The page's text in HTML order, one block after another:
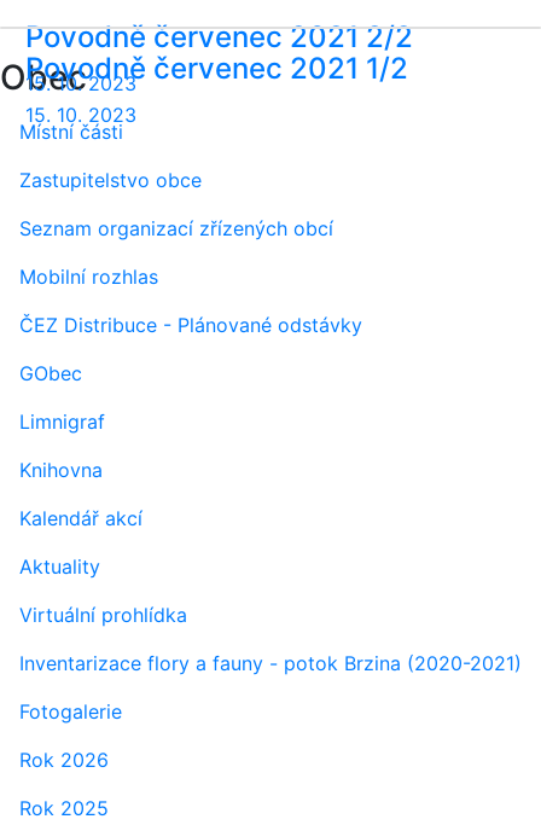
Povodně červenec 2021 2/2
15. 10. 2023
Povodně červenec 2021 1/2
15. 10. 2023
Obec
Místní části
Zastupitelstvo obce
Seznam organizací zřízených obcí
Mobilní rozhlas
ČEZ Distribuce - Plánované odstávky
GObec
Limnigraf
Knihovna
Kalendář akcí
Aktuality
Virtuální prohlídka
Inventarizace flory a fauny - potok Brzina (2020-2021)
Fotogalerie
Rok 2026
Rok 2025